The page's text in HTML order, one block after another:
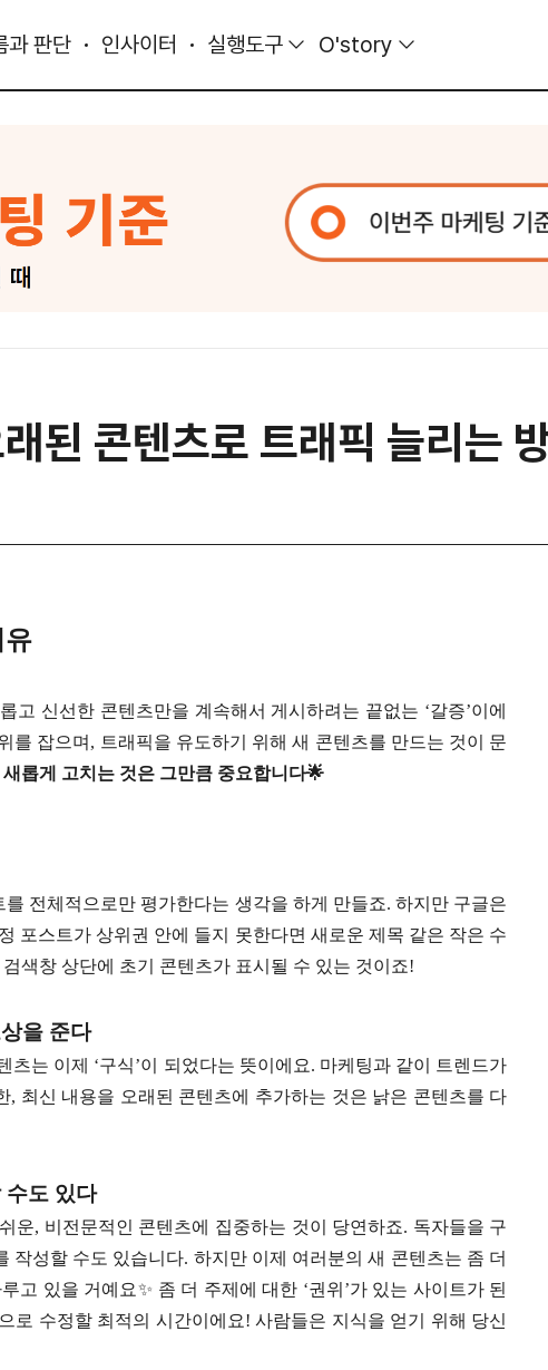
과 판단 인사이터 실행도구 O'story
된 콘텐츠로 트래픽 늘리는
유
신선한 콘텐츠만을 계속해서 게시하려는 끝없는 ‘갈증’이에
를 잡으며, 트래픽을 유도하기 위해 새 콘텐츠를 만드는 것이 문
롭게 고치는 것은 그만큼 중요합니다🌟
전체적으로만 평가한다는 생각을 하게 만들죠. 하지만 구글은
포스트가 상위권 안에 들지 못한다면 새로운 제목 같은 작은 수
색창 상단에 초기 콘텐츠가 표시될 수 있는 것이죠!
을 준다
는 이제 ‘구식’이 되었다는 뜻이에요. 마케팅과 같이 트렌드가
최신 내용을 오래된 콘텐츠에 추가하는 것은 낡은 콘텐츠를 다
수도 있다
운, 비전문적인 콘텐츠에 집중하는 것이 당연하죠. 독자들을 구
성할 수도 있습니다. 하지만 이제 여러분의 새 콘텐츠는 좀 더
고 있을 거예요✨ 좀 더 주제에 대한 ‘권위’가 있는 사이트가 된
로 수정할 최적의 시간이에요! 사람들은 지식을 얻기 위해 당신